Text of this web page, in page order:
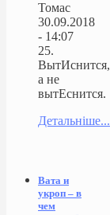
Томас
30.09.2018
- 14:07
25.
ВытИснится,
а не
вытЕснится.
Детальніше...
Вата и
укроп – в
чем